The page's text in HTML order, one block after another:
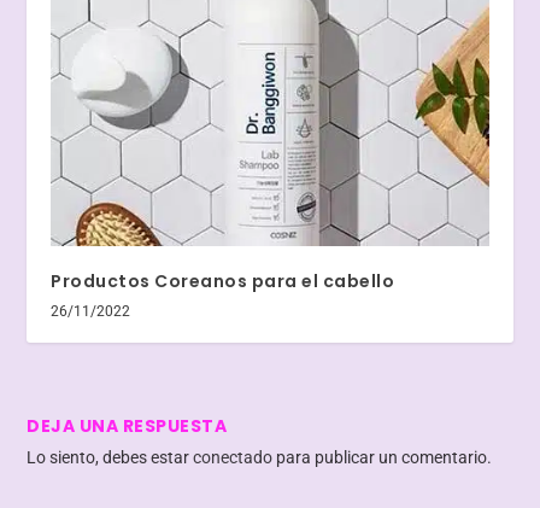
Productos Coreanos para el cabello
26/11/2022
DEJA UNA RESPUESTA
Lo siento, debes estarconectado para publicar un comentario.